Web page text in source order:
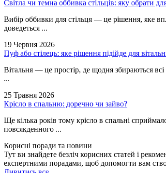
Світла чи темна оббивка стільців: яку обрати
Вибір оббивки для стільця — це рішення, яке
доведеться ...
19 Червня 2026
Пуф або стілець: яке рішення підійде для
Вітальня — це простір, де щодня збираються
...
25 Травня 2026
Крісло в спальню: доречно чи зайво?
Ще кілька років тому крісло в спальні
повсякденного ...
Корисні поради та новини
Тут ви знайдете безліч корисних статей і
експертними порадами, щоб допомогти вам